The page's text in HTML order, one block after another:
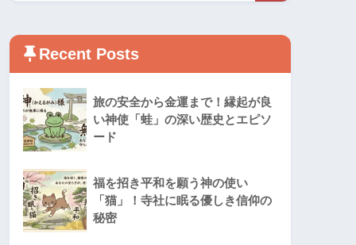
Recent Posts
旅の安全から金運まで！縁起が良
い神使「蛙」の深い歴史とエピソ
ード
福を招き平和を願う神の使い
「猫」！寺社に眠る優しき信仰の
秘密